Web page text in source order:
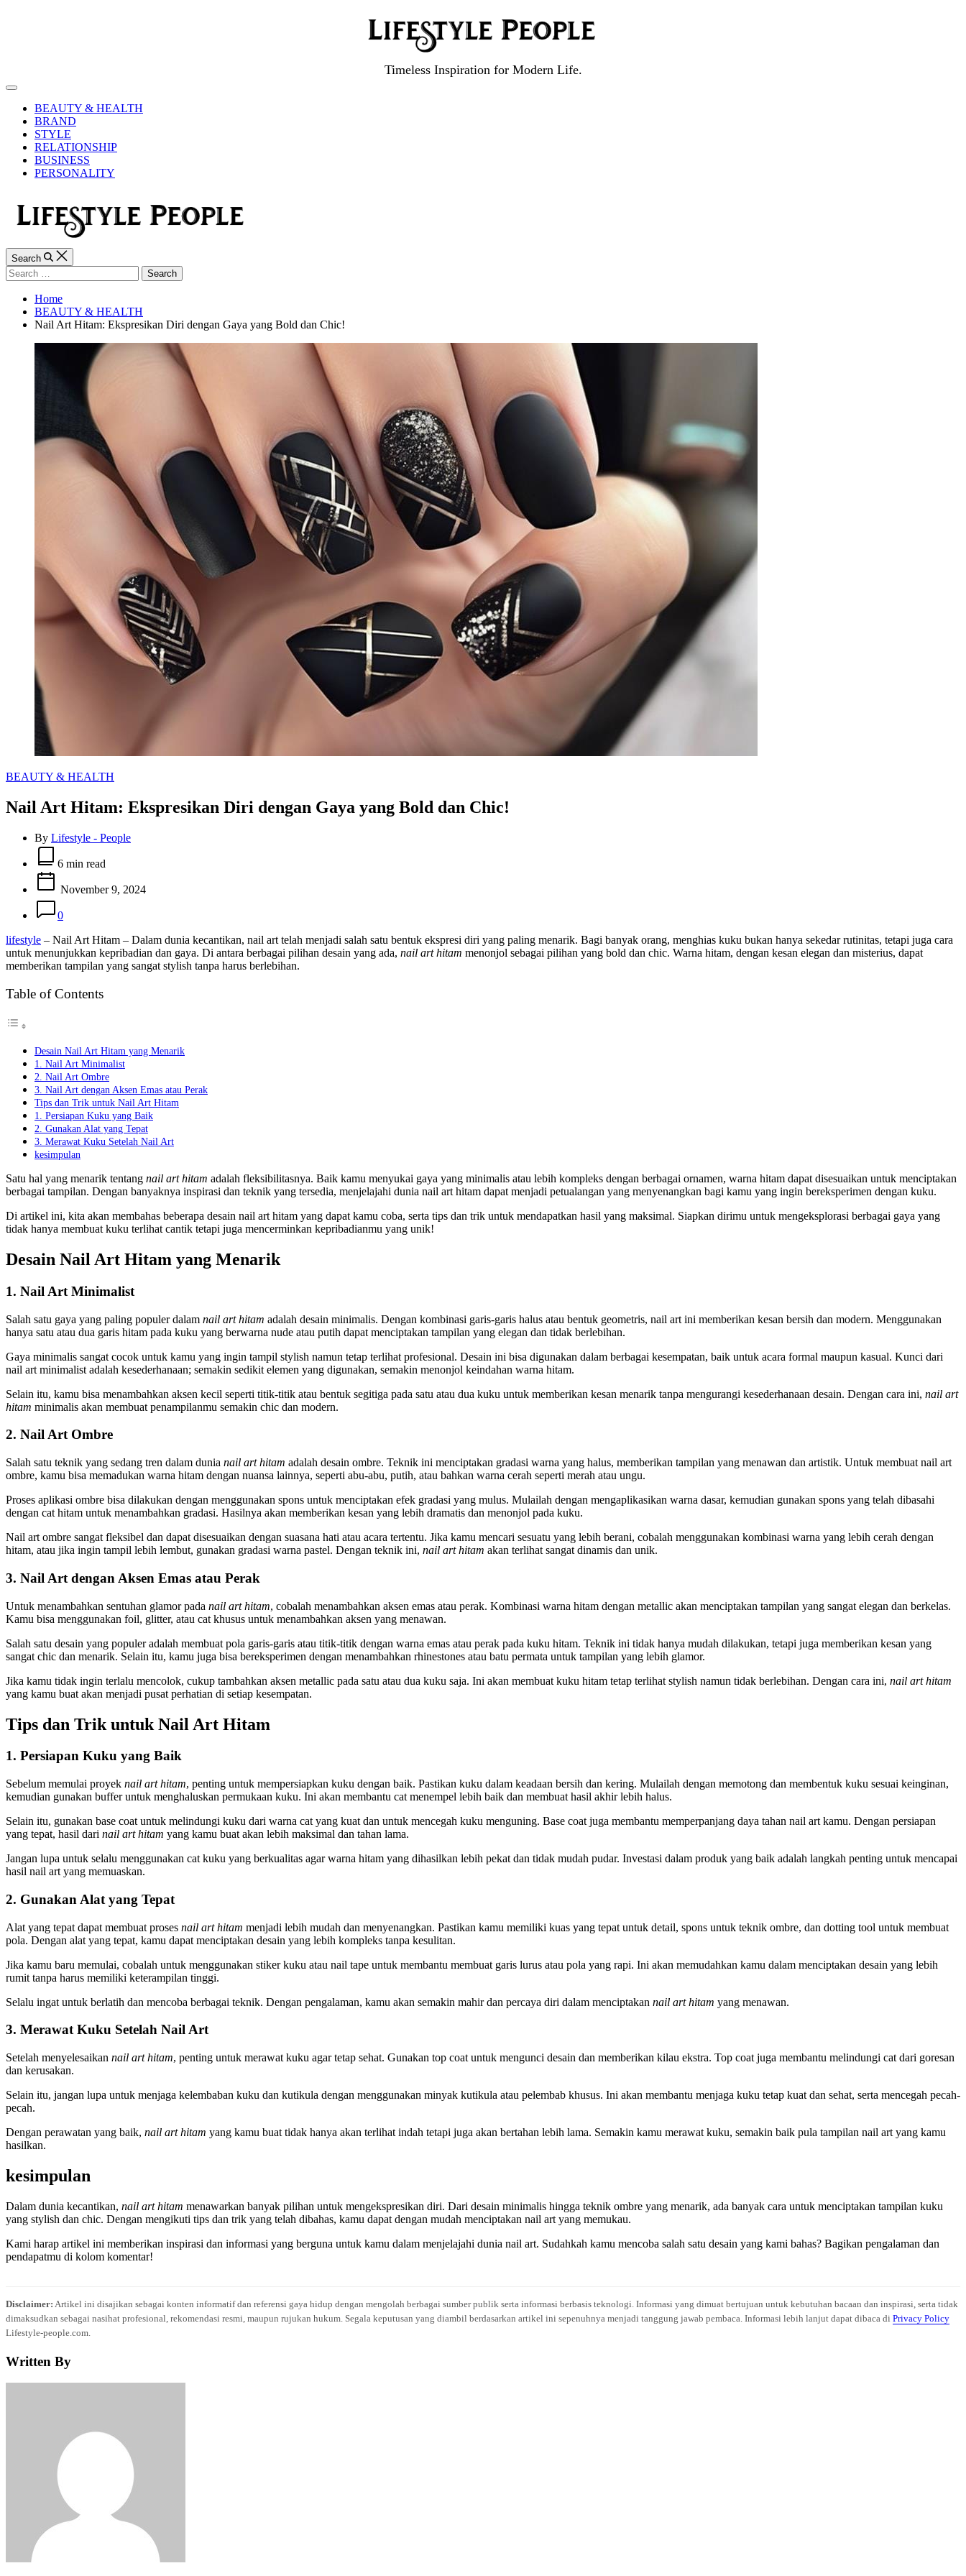
Timeless Inspiration for Modern Life.
Off
CanvasBEAUTY & HEALTH
BRAND
STYLE
RELATIONSHIP
BUSINESS
PERSONALITY
Search
Search
for:
Home
BEAUTY & HEALTH
Nail Art Hitam: Ekspresikan Diri dengan Gaya yang Bold dan Chic!
Categories
BEAUTY & HEALTH
Nail Art Hitam: Ekspresikan Diri dengan Gaya yang Bold dan Chic!
By Lifestyle - People
Estimated
read
time
6 min read
November 9, 2024
0
lifestyle – Nail Art Hitam – Dalam dunia kecantikan, nail art telah menjadi salah satu bentuk ekspresi diri yang paling menarik. Bagi banyak orang, menghias kuku bukan hanya sekedar rutinitas, tetapi juga cara
untuk menunjukkan kepribadian dan gaya. Di antara berbagai pilihan desain yang ada, nail art hitam menonjol sebagai pilihan yang bold dan chic. Warna hitam, dengan kesan elegan dan misterius, dapat
memberikan tampilan yang sangat stylish tanpa harus berlebihan.
Table of Contents
Desain Nail Art Hitam yang Menarik
1. Nail Art Minimalist
2. Nail Art Ombre
3. Nail Art dengan Aksen Emas atau Perak
Tips dan Trik untuk Nail Art Hitam
1. Persiapan Kuku yang Baik
2. Gunakan Alat yang Tepat
3. Merawat Kuku Setelah Nail Art
kesimpulan
Satu hal yang menarik tentang nail art hitam adalah fleksibilitasnya. Baik kamu menyukai gaya yang minimalis atau lebih kompleks dengan berbagai ornamen, warna hitam dapat disesuaikan untuk menciptakan
berbagai tampilan. Dengan banyaknya inspirasi dan teknik yang tersedia, menjelajahi dunia nail art hitam dapat menjadi petualangan yang menyenangkan bagi kamu yang ingin bereksperimen dengan kuku.
Di artikel ini, kita akan membahas beberapa desain nail art hitam yang dapat kamu coba, serta tips dan trik untuk mendapatkan hasil yang maksimal. Siapkan dirimu untuk mengeksplorasi berbagai gaya yang
tidak hanya membuat kuku terlihat cantik tetapi juga mencerminkan kepribadianmu yang unik!
Desain Nail Art Hitam yang Menarik
1. Nail Art Minimalist
Salah satu gaya yang paling populer dalam nail art hitam adalah desain minimalis. Dengan kombinasi garis-garis halus atau bentuk geometris, nail art ini memberikan kesan bersih dan modern. Menggunakan
hanya satu atau dua garis hitam pada kuku yang berwarna nude atau putih dapat menciptakan tampilan yang elegan dan tidak berlebihan.
Gaya minimalis sangat cocok untuk kamu yang ingin tampil stylish namun tetap terlihat profesional. Desain ini bisa digunakan dalam berbagai kesempatan, baik untuk acara formal maupun kasual. Kunci dari
nail art minimalist adalah kesederhanaan; semakin sedikit elemen yang digunakan, semakin menonjol keindahan warna hitam.
Selain itu, kamu bisa menambahkan aksen kecil seperti titik-titik atau bentuk segitiga pada satu atau dua kuku untuk memberikan kesan menarik tanpa mengurangi kesederhanaan desain. Dengan cara ini, nail art
hitam minimalis akan membuat penampilanmu semakin chic dan modern.
2. Nail Art Ombre
Salah satu teknik yang sedang tren dalam dunia nail art hitam adalah desain ombre. Teknik ini menciptakan gradasi warna yang halus, memberikan tampilan yang menawan dan artistik. Untuk membuat nail art
ombre, kamu bisa memadukan warna hitam dengan nuansa lainnya, seperti abu-abu, putih, atau bahkan warna cerah seperti merah atau ungu.
Proses aplikasi ombre bisa dilakukan dengan menggunakan spons untuk menciptakan efek gradasi yang mulus. Mulailah dengan mengaplikasikan warna dasar, kemudian gunakan spons yang telah dibasahi
dengan cat hitam untuk menambahkan gradasi. Hasilnya akan memberikan kesan yang lebih dramatis dan menonjol pada kuku.
Nail art ombre sangat fleksibel dan dapat disesuaikan dengan suasana hati atau acara tertentu. Jika kamu mencari sesuatu yang lebih berani, cobalah menggunakan kombinasi warna yang lebih cerah dengan
hitam, atau jika ingin tampil lebih lembut, gunakan gradasi warna pastel. Dengan teknik ini, nail art hitam akan terlihat sangat dinamis dan unik.
3. Nail Art dengan Aksen Emas atau Perak
Untuk menambahkan sentuhan glamor pada nail art hitam, cobalah menambahkan aksen emas atau perak. Kombinasi warna hitam dengan metallic akan menciptakan tampilan yang sangat elegan dan berkelas.
Kamu bisa menggunakan foil, glitter, atau cat khusus untuk menambahkan aksen yang menawan.
Salah satu desain yang populer adalah membuat pola garis-garis atau titik-titik dengan warna emas atau perak pada kuku hitam. Teknik ini tidak hanya mudah dilakukan, tetapi juga memberikan kesan yang
sangat chic dan menarik. Selain itu, kamu juga bisa bereksperimen dengan menambahkan rhinestones atau batu permata untuk tampilan yang lebih glamor.
Jika kamu tidak ingin terlalu mencolok, cukup tambahkan aksen metallic pada satu atau dua kuku saja. Ini akan membuat kuku hitam tetap terlihat stylish namun tidak berlebihan. Dengan cara ini, nail art hitam
yang kamu buat akan menjadi pusat perhatian di setiap kesempatan.
Tips dan Trik untuk Nail Art Hitam
1. Persiapan Kuku yang Baik
Sebelum memulai proyek nail art hitam, penting untuk mempersiapkan kuku dengan baik. Pastikan kuku dalam keadaan bersih dan kering. Mulailah dengan memotong dan membentuk kuku sesuai keinginan,
kemudian gunakan buffer untuk menghaluskan permukaan kuku. Ini akan membantu cat menempel lebih baik dan membuat hasil akhir lebih halus.
Selain itu, gunakan base coat untuk melindungi kuku dari warna cat yang kuat dan untuk mencegah kuku menguning. Base coat juga membantu memperpanjang daya tahan nail art kamu. Dengan persiapan
yang tepat, hasil dari nail art hitam yang kamu buat akan lebih maksimal dan tahan lama.
Jangan lupa untuk selalu menggunakan cat kuku yang berkualitas agar warna hitam yang dihasilkan lebih pekat dan tidak mudah pudar. Investasi dalam produk yang baik adalah langkah penting untuk mencapai
hasil nail art yang memuaskan.
2. Gunakan Alat yang Tepat
Alat yang tepat dapat membuat proses nail art hitam menjadi lebih mudah dan menyenangkan. Pastikan kamu memiliki kuas yang tepat untuk detail, spons untuk teknik ombre, dan dotting tool untuk membuat
pola. Dengan alat yang tepat, kamu dapat menciptakan desain yang lebih kompleks tanpa kesulitan.
Jika kamu baru memulai, cobalah untuk menggunakan stiker kuku atau nail tape untuk membantu membuat garis lurus atau pola yang rapi. Ini akan memudahkan kamu dalam menciptakan desain yang lebih
rumit tanpa harus memiliki keterampilan tinggi.
Selalu ingat untuk berlatih dan mencoba berbagai teknik. Dengan pengalaman, kamu akan semakin mahir dan percaya diri dalam menciptakan nail art hitam yang menawan.
3. Merawat Kuku Setelah Nail Art
Setelah menyelesaikan nail art hitam, penting untuk merawat kuku agar tetap sehat. Gunakan top coat untuk mengunci desain dan memberikan kilau ekstra. Top coat juga membantu melindungi cat dari goresan
dan kerusakan.
Selain itu, jangan lupa untuk menjaga kelembaban kuku dan kutikula dengan menggunakan minyak kutikula atau pelembab khusus. Ini akan membantu menjaga kuku tetap kuat dan sehat, serta mencegah pecah-
pecah.
Dengan perawatan yang baik, nail art hitam yang kamu buat tidak hanya akan terlihat indah tetapi juga akan bertahan lebih lama. Semakin kamu merawat kuku, semakin baik pula tampilan nail art yang kamu
hasilkan.
kesimpulan
Dalam dunia kecantikan, nail art hitam menawarkan banyak pilihan untuk mengekspresikan diri. Dari desain minimalis hingga teknik ombre yang menarik, ada banyak cara untuk menciptakan tampilan kuku
yang stylish dan chic. Dengan mengikuti tips dan trik yang telah dibahas, kamu dapat dengan mudah menciptakan nail art yang memukau.
Kami harap artikel ini memberikan inspirasi dan informasi yang berguna untuk kamu dalam menjelajahi dunia nail art. Sudahkah kamu mencoba salah satu desain yang kami bahas? Bagikan pengalaman dan
pendapatmu di kolom komentar!
Disclaimer: Artikel ini disajikan sebagai konten informatif dan referensi gaya hidup dengan mengolah berbagai sumber publik serta informasi berbasis teknologi. Informasi yang dimuat bertujuan untuk kebutuhan bacaan dan inspirasi, serta tidak
dimaksudkan sebagai nasihat profesional, rekomendasi resmi, maupun rujukan hukum. Segala keputusan yang diambil berdasarkan artikel ini sepenuhnya menjadi tanggung jawab pembaca. Informasi lebih lanjut dapat dibaca di Privacy Policy
Lifestyle-people.com.
Written By